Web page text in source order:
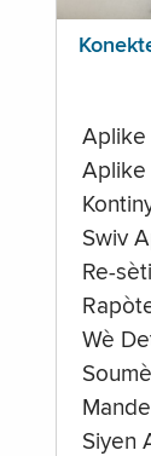
Aplike
Aplike
Swiv
Re-
Wè
Siyen